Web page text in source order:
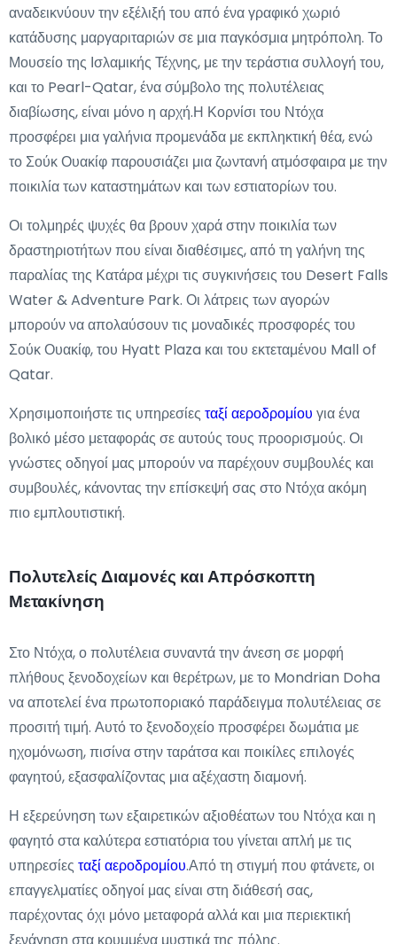
αναδεικνύουν την εξέλιξή του από ένα γραφικό χωριό
κατάδυσης μαργαριταριών σε μια παγκόσμια μητρόπολη. Το
Μουσείο της Ισλαμικής Τέχνης, με την τεράστια συλλογή του,
και το Pearl-Qatar, ένα σύμβολο της πολυτέλειας
διαβίωσης, είναι μόνο η αρχή.Η Κορνίσι του Ντόχα
προσφέρει μια γαλήνια προμενάδα με εκπληκτική θέα, ενώ
το Σούκ Ουακίφ παρουσιάζει μια ζωντανή ατμόσφαιρα με την
ποικιλία των καταστημάτων και των εστιατορίων του.
Οι τολμηρές ψυχές θα βρουν χαρά στην ποικιλία των
δραστηριοτήτων που είναι διαθέσιμες, από τη γαλήνη της
παραλίας της Κατάρα μέχρι τις συγκινήσεις του Desert Falls
Water & Adventure Park. Οι λάτρεις των αγορών
μπορούν να απολαύσουν τις μοναδικές προσφορές του
Σούκ Ουακίφ, του Hyatt Plaza και του εκτεταμένου Mall of
Qatar.
Χρησιμοποιήστε τις υπηρεσίες ταξί αεροδρομίου για ένα
βολικό μέσο μεταφοράς σε αυτούς τους προορισμούς. Οι
γνώστες οδηγοί μας μπορούν να παρέχουν συμβουλές και
συμβουλές, κάνοντας την επίσκεψή σας στο Ντόχα ακόμη
πιο εμπλουτιστική.
Πολυτελείς Διαμονές και Απρόσκοπτη
Μετακίνηση
Στο Ντόχα, ο πολυτέλεια συναντά την άνεση σε μορφή
πλήθους ξενοδοχείων και θερέτρων, με το Mondrian Doha
να αποτελεί ένα πρωτοποριακό παράδειγμα πολυτέλειας σε
προσιτή τιμή. Αυτό το ξενοδοχείο προσφέρει δωμάτια με
ηχομόνωση, πισίνα στην ταράτσα και ποικίλες επιλογές
φαγητού, εξασφαλίζοντας μια αξέχαστη διαμονή.
Η εξερεύνηση των εξαιρετικών αξιοθέατων του Ντόχα και η
φαγητό στα καλύτερα εστιατόρια του γίνεται απλή με τις
υπηρεσίες ταξί αεροδρομίου.Από τη στιγμή που φτάνετε, οι
επαγγελματίες οδηγοί μας είναι στη διάθεσή σας,
παρέχοντας όχι μόνο μεταφορά αλλά και μια περιεκτική